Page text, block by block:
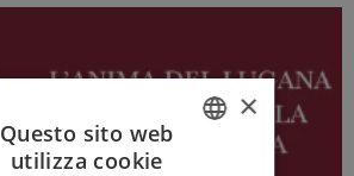
×
Questo sito web
utilizza cookie